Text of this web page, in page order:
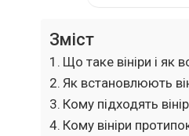
Зміст
Що таке вініри і як
Як встановлюють
Кому підходять
Кому вініри